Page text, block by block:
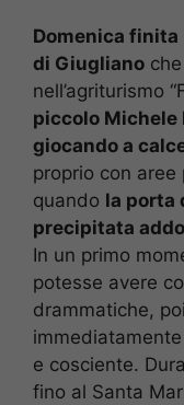
Domenica
di Giugliano
nell’agriturismo
piccolo Michele
giocando a
proprio con
quando la porta
precipitata
In un primo
potesse avere
drammatiche,
e cosciente.
fino al Santa